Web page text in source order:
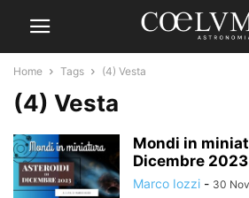
Home Tags (4) Vesta
(4) Vesta
Mondi in
Dicembre 2023
Marco Iozzi - 30